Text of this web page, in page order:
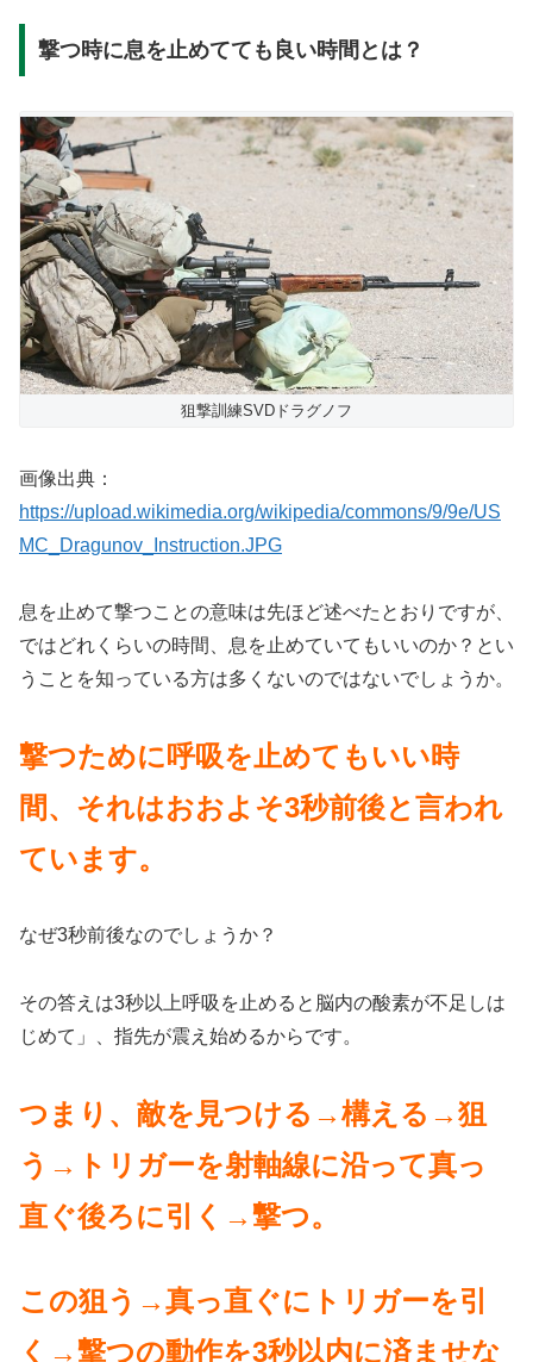
撃つ時に息を止めてても良い時間とは？
狙撃訓練SVDドラグノフ
画像出典：
https://upload.wikimedia.org/wikipedia/commons/9/9e/US
MC_Dragunov_Instruction.JPG
息を止めて撃つことの意味は先ほど述べたとおりですが、
ではどれくらいの時間、息を止めていてもいいのか？とい
うことを知っている方は多くないのではないでしょうか。
撃つために呼吸を止めてもいい時
間、それはおおよそ3秒前後と言われ
ています。
なぜ3秒前後なのでしょうか？
その答えは3秒以上呼吸を止めると脳内の酸素が不足しは
じめて」、指先が震え始めるからです。
つまり、敵を見つける→構える→狙
う→トリガーを射軸線に沿って真っ
直ぐ後ろに引く→撃つ。
この狙う→真っ直ぐにトリガーを引
く→撃つの動作を3秒以内に済ませな